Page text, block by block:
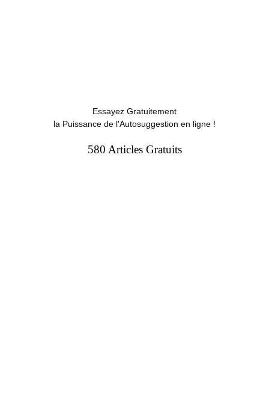
Essayez Gratuitement
la Puissance de l'Autosuggestion en ligne !
580 Articles Gratuits